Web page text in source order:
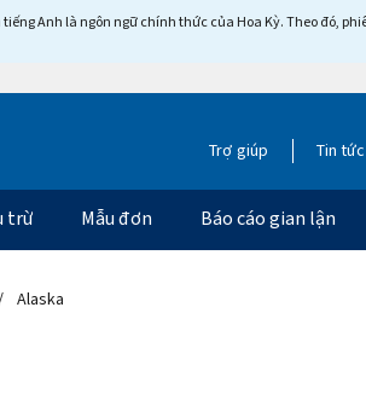
Anh là ngôn ngữ chính thức của Hoa Kỳ. Theo đó,
Trợ giúp Tin tức
trừ Mẫu đơn Báo cáo gian lận
Alaska